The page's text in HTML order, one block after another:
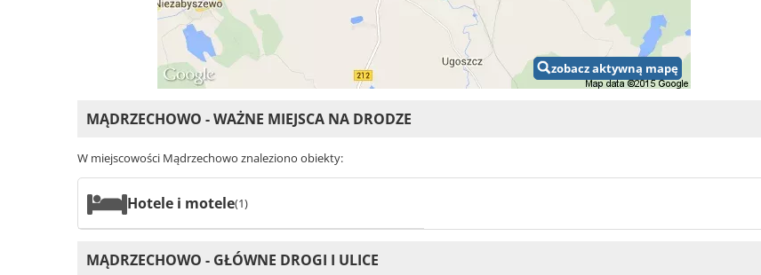
zobacz aktywną mapę
MĄDRZECHOWO - WAŻNE MIEJSCA NA DRODZE
W miejscowości Mądrzechowo znaleziono obiekty:
Hotele i motele(1)
MĄDRZECHOWO - GŁÓWNE DROGI I ULICE